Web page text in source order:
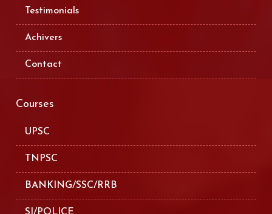
Testimonials
Achivers
Contact
Courses
UPSC
TNPSC
BANKING/SSC/RRB